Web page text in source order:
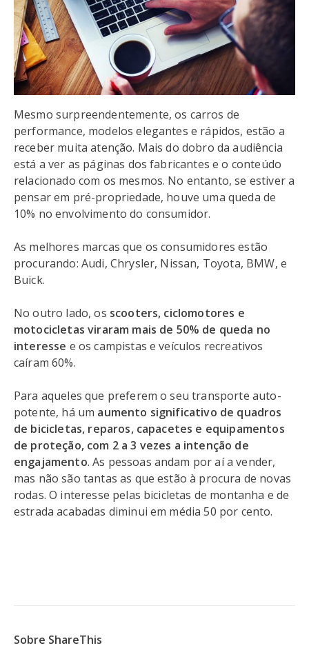
Mesmo surpreendentemente, os carros de
performance, modelos elegantes e rápidos, estão a
receber muita atenção. Mais do dobro da audiência
está a ver as páginas dos fabricantes e o conteúdo
relacionado com os mesmos. No entanto, se estiver a
pensar em pré-propriedade, houve uma queda de
10% no envolvimento do consumidor.
As melhores marcas que os consumidores estão
procurando: Audi, Chrysler, Nissan, Toyota, BMW, e
Buick.
No outro lado, os scooters, ciclomotores e
motocicletas viraram mais de 50% de queda no
interesse e os campistas e veículos recreativos
caíram 60%.
Para aqueles que preferem o seu transporte auto-
potente, há um aumento significativo de quadros
de bicicletas, reparos, capacetes e equipamentos
de proteção, com 2 a 3 vezes a intenção de
engajamento. As pessoas andam por aí a vender,
mas não são tantas as que estão à procura de novas
rodas. O interesse pelas bicicletas de montanha e de
estrada acabadas diminui em média 50 por cento.
Sobre ShareThis